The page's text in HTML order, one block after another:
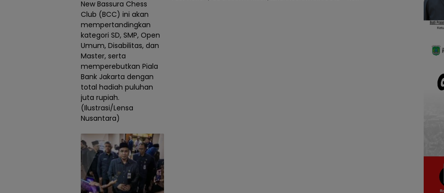
New Bassura Chess
Club (BCC) ini akan
mempertandingkan
kategori SD, SMP, Open
Umum, Disabilitas, dan
Master, serta
memperebutkan Piala
Bank Jakarta dengan
total hadiah puluhan
juta rupiah.
(Ilustrasi/Lensa
Nusantara)